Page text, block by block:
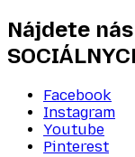
Nájdete
Facebook
Instagram
Youtube
Pinterest